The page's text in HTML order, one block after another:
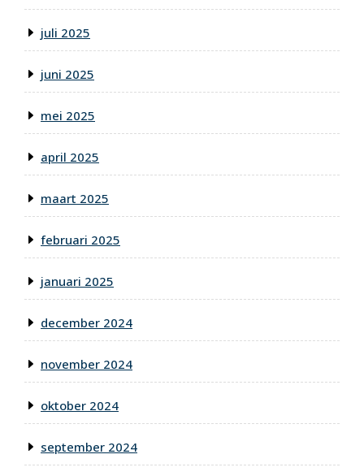
juli 2025
juni 2025
mei 2025
april 2025
maart 2025
februari 2025
januari 2025
december 2024
november 2024
oktober 2024
september 2024